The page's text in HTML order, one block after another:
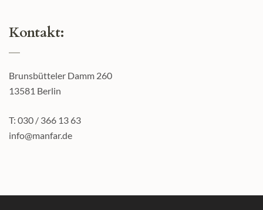
Kontakt:
Brunsbütteler Damm 260
13581 Berlin
T: 030 / 366 13 63
info@manfar.de